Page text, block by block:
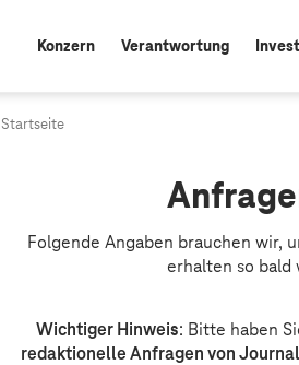
Konzern Verantwortung
Startseite
Folgende Angaben brauchen wir,
erhalten so bald
Wichtiger Hinweis: Bitte haben
redaktionelle Anfragen von